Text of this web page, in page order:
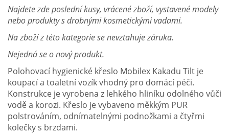
Najdete zde poslední kusy, vrácené zboží, vystavené modely
nebo produkty s drobnými kosmetickými vadami.
Na zboží z této kategorie se nevztahuje záruka.
Nejedná se o nový produkt.
Polohovací hygienické křeslo Mobilex Kakadu Tilt je
koupací a toaletní vozík vhodný pro domácí péči.
Konstrukce je vyrobena z lehkého hliníku odolného vůči
vodě a korozi. Křeslo je vybaveno měkkým PUR
polstrováním, odnímatelnými podnožkami a čtyřmi
kolečky s brzdami.